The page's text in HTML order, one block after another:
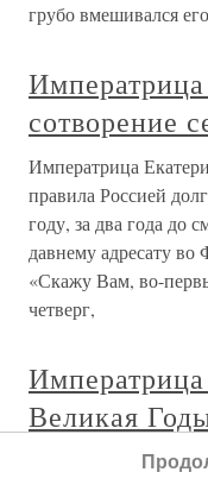
грубо вмешивался его
сотворение
Императрица
правила Россией
году, за два года до
давнему адресату
«Скажу Вам, во-
четверг,
Великая
Годы